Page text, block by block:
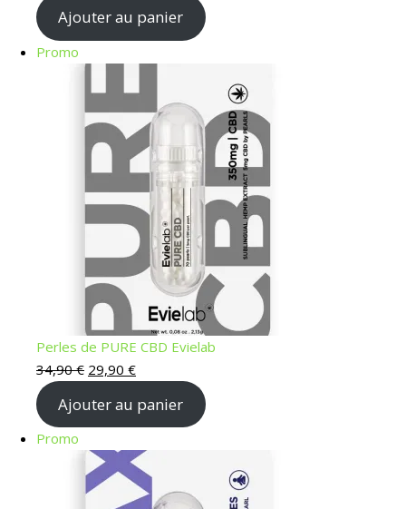
Ajouter au panier
Promo
Perles de PURE CBD Evielab
34,90€ Le prix initial était : 34,90 €.
29,90 €Le prix actuel est : 29,90 €.
Ajouter au panier
Promo